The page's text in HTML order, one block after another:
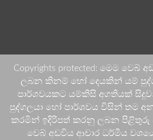
Copyrights protected: මෙම වෙබ්
ලබන කිනම් හෝ දෙයකින් යම්
පාර්ශවයකට යම්කිසි අගතියක්
පුද්ගලයා හෝ පාර්ශවය විසින් තම
කරමින් ඉදිරිපත් කරනු ලබන පිළිතුරු
වෙබ් අඩවිය ආචාර ධර්මීය